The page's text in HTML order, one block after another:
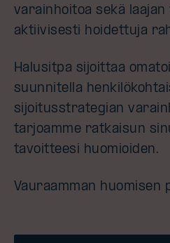
varainhoitoa sekä laajan
aktiivisesti hoidettuja
Halusitpa sijoittaa
suunnitella
sijoitusstrategian
tarjoamme ratkaisun
tavoitteesi huomioiden.
Vauraamman huomisen